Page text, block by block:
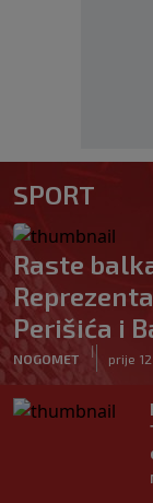
SPORT
Raste
Perišića i
NOGOMET
|
prije